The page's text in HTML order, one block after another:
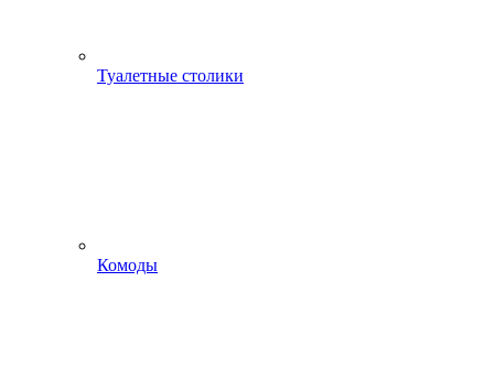
Туалетные столики
Комоды